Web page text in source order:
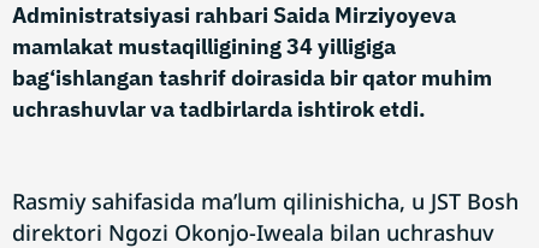
Administratsiyasi rahbari Saida Mirziyoyeva
mamlakat mustaqilligining 34 yilligiga
bag‘ishlangan tashrif doirasida bir qator muhim
uchrashuvlar va tadbirlarda ishtirok etdi.
Rasmiy sahifasida ma’lum qilinishicha, u JST Bosh
direktori Ngozi Okonjo-Iweala bilan uchrashuv